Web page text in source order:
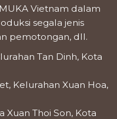
Vietnam dalam
segala jenis
pemotongan, dll.
Tan Dinh, Kota
Kelurahan Xuan Hoa,
Xuan Thoi Son, Kota